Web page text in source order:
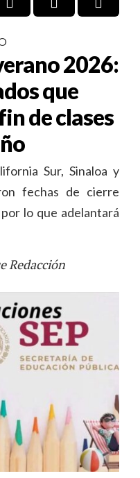
2026:
que
de clases
Sur, Sinaloa y
fechas de cierre
lo que adelantará
Redacción